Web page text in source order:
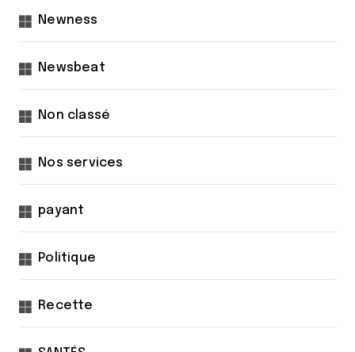
Newness
Newsbeat
Non classé
Nos services
payant
Politique
Recette